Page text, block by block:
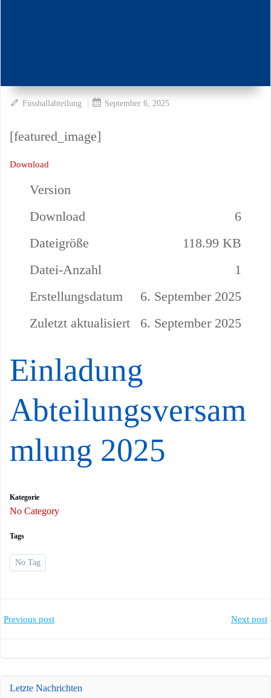
Fussballabteilung | September 6, 2025
[featured_image]
Download
Version
Download
6
Dateigröße
118.99 KB
Datei-Anzahl
1
Erstellungsdatum
6. September 2025
Zuletzt aktualisiert
6. September 2025
Einladung
Abteilungsversam
mlung 2025
Kategorie
No Category
Tags
No Tag
Post
Previous post Next post
Letzte Nachrichten